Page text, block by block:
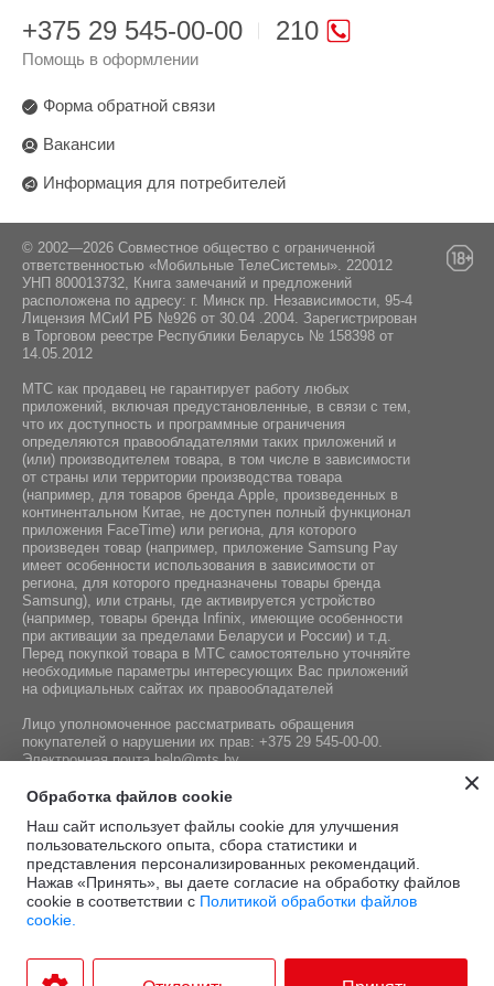
210
+375 29 545-00-00
Помощь в оформлении
Форма обратной связи
Вакансии
Информация для потребителей
© 2002—2026 Совместное общество с ограниченной
ответственностью «Мобильные ТелеСистемы». 220012
УНП 800013732, Книга замечаний и предложений
расположена по адресу: г. Минск пр. Независимости, 95-4
Лицензия МСиИ РБ №926 от 30.04 .2004. Зарегистрирован
в Торговом реестре Республики Беларусь № 158398 от
14.05.2012
МТС как продавец не гарантирует работу любых
приложений, включая предустановленные, в связи с тем,
что их доступность и программные ограничения
определяются правообладателями таких приложений и
(или) производителем товара, в том числе в зависимости
от страны или территории производства товара
(например, для товаров бренда Apple, произведенных в
континентальном Китае, не доступен полный функционал
приложения FaceTime) или региона, для которого
произведен товар (например, приложение Samsung Pay
имеет особенности использования в зависимости от
региона, для которого предназначены товары бренда
Samsung), или страны, где активируется устройство
(например, товары бренда Infiniх, имеющие особенности
при активации за пределами Беларуси и России) и т.д.
Перед покупкой товара в МТС самостоятельно уточняйте
необходимые параметры интересующих Вас приложений
на официальных сайтах их правообладателей
Лицо уполномоченное рассматривать обращения
покупателей о нарушении их прав: +375 29 545-00-00.
Электронная почтаhelp@mts.by
Номер телефона работников местных исполнительных и
регистрации СООО «Мобильные ТелеСистемы»,
уполномоченных рассматривать обращения покупателей:
+375 17 215-14-65
reCAPTCHA, а также
конфиденциальности
Условия
Обработка файлов cookie
Наш сайт использует файлы cookie для улучшения
пользовательского опыта, сбора статистики и
представления персонализированных рекомендаций.
Нажав «Принять», вы даете согласие на обработку файлов
cookie в соответствии с Политикой обработки файлов
cookie.